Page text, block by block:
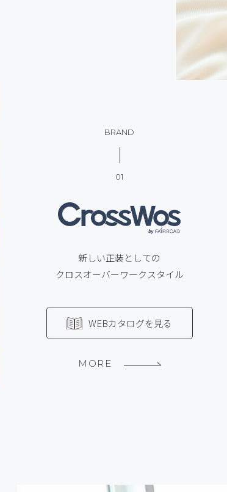
BRAND
01
新しい正装としての
クロスオーバーワークスタイル
WEBカタログを見る
MORE